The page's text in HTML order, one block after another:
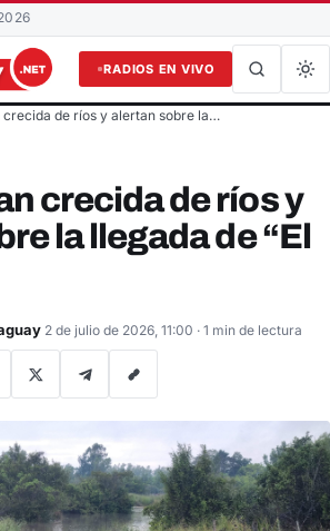
RADIOS EN VIVO
crecida de ríos y alertan sobre la…
crecida de ríos y
la llegada de “El
2 de julio de 2026, 11:00 · 1 min de lectura